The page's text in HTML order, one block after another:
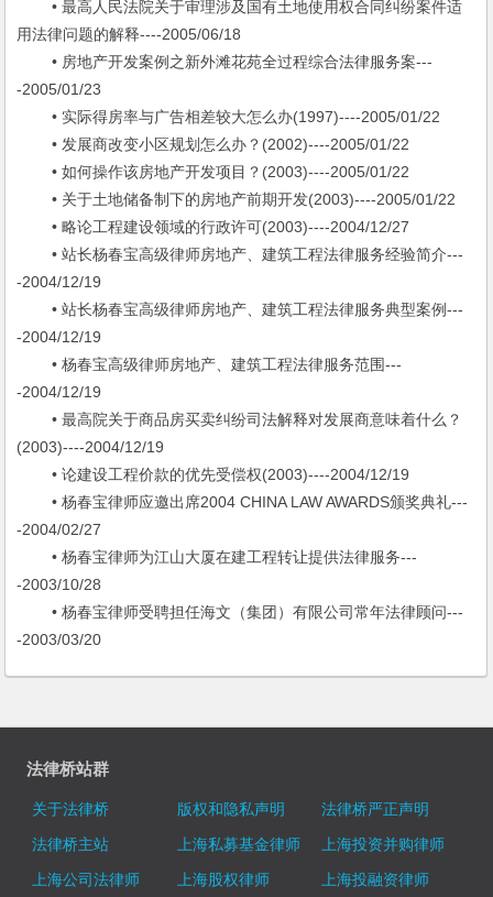
• 最高人民法院关于审理涉及国有土地使用权合同纠纷案件适
用法律问题的解释----2005/06/18
• 房地产开发案例之新外滩花苑全过程综合法律服务案---
-2005/01/23
• 实际得房率与广告相差较大怎么办(1997)----2005/01/22
• 发展商改变小区规划怎么办？(2002)----2005/01/22
• 如何操作该房地产开发项目？(2003)----2005/01/22
• 关于土地储备制下的房地产前期开发(2003)----2005/01/22
• 略论工程建设领域的行政许可(2003)----2004/12/27
• 站长杨春宝高级律师房地产、建筑工程法律服务经验简介---
-2004/12/19
• 站长杨春宝高级律师房地产、建筑工程法律服务典型案例---
-2004/12/19
• 杨春宝高级律师房地产、建筑工程法律服务范围---
-2004/12/19
• 最高院关于商品房买卖纠纷司法解释对发展商意味着什么？
(2003)----2004/12/19
• 论建设工程价款的优先受偿权(2003)----2004/12/19
• 杨春宝律师应邀出席2004 CHINA LAW AWARDS颁奖典礼---
-2004/02/27
• 杨春宝律师为江山大厦在建工程转让提供法律服务---
-2003/10/28
• 杨春宝律师受聘担任海文（集团）有限公司常年法律顾问---
-2003/03/20
法律桥站群
关于法律桥 版权和隐私声明
法律桥严正声明
法律桥主站
上海私募基金律师
上海投资并购律师
上海公司法律师
上海股权律师
上海投融资律师